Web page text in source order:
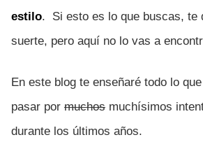
estilo. Si esto es lo que buscas, te
suerte, pero aquí no lo vas a
En este blog te enseñaré todo lo
pasar por muchos muchísimos
durante los últimos años.